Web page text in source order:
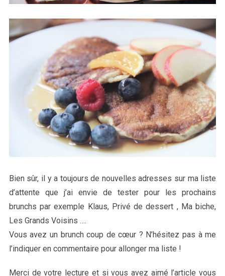
Bien sûr, il y a toujours de nouvelles adresses sur ma liste
d’attente que j’ai envie de tester pour les prochains
brunchs par exemple Klaus, Privé de dessert , Ma biche,
Les Grands Voisins ….
Vous avez un brunch coup de cœur ? N’hésitez pas à me
l’indiquer en commentaire pour allonger ma liste !
Merci de votre lecture et si vous avez aimé l’article vous